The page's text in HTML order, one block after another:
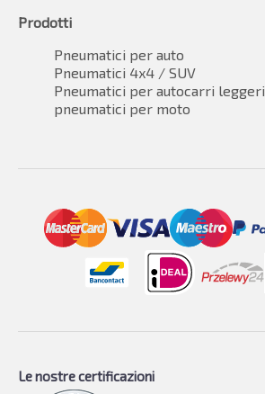
Prodotti
Pneumatici per auto
Pneumatici 4x4 / SUV
Pneumatici per autocarri leggeri
pneumatici per moto
Le nostre certificazioni